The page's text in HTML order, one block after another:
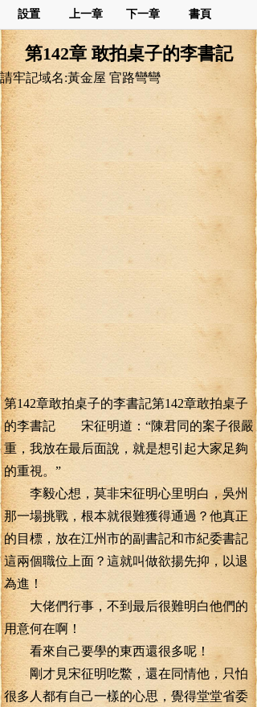
設置 上一章 下一章 書頁
第142章 敢拍桌子的李書記
請牢記域名:黃金屋 官路彎彎
第142章敢拍桌子的李書記第142章敢拍桌子
的李書記 宋征明道：“陳君同的案子很嚴
重，我放在最后面說，就是想引起大家足夠
的重視。”
李毅心想，莫非宋征明心里明白，吳州
那一場挑戰，根本就很難獲得通過？他真正
的目標，放在江州市的副書記和市紀委書記
這兩個職位上面？這就叫做欲揚先抑，以退
為進！
大佬們行事，不到最后很難明白他們的
用意何在啊！
看來自己要學的東西還很多呢！
剛才見宋征明吃鱉，還在同情他，只怕
很多人都有自己一樣的心思，覺得堂堂省委